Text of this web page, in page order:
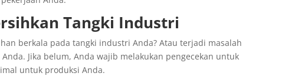
Tangki Industri
berkala pada tangki industri Anda? Atau terjadi masalah
Jika belum, Anda wajib melakukan pengecekan untuk
untuk produksi Anda.